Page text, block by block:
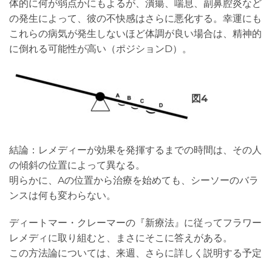
体的に何が弱点かにもよるが、潰瘍、喘息、副鼻腔炎など
の発生によって、彼の不快感はさらに悪化する。幸運にも
これらの病気が発生しないほど体調が良い場合は、精神的
に倒れる可能性が高い（ポジションD）。
図4
結論：レメディーが効果を発揮するまでの時間は、その人
の傾斜の位置によって異なる。
明らかに、Aの位置から治療を始めても、シーソーのバラ
ンスは何も変わらない。
ディートマー・クレーマーの『新療法』に従ってフラワー
レメディに取り組むと、まさにそこに答えがある。
この方法論については、来週、さらに詳しく説明する予定